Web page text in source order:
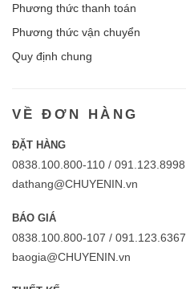
Phương thức thanh toán
Phương thức vận chuyển
Quy định chung
VỀ ĐƠN HÀNG
ĐẶT HÀNG
0838.100.800-110 / 091.123.8998
dathang@CHUYENIN.vn
BÁO GIÁ
0838.100.800-107 / 091.123.6367
baogia@CHUYENIN.vn